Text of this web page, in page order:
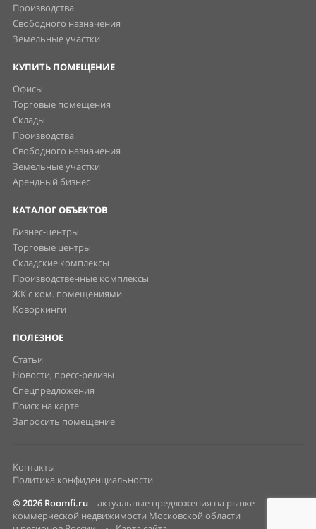
Производства
Свободного назначения
Земельные участки
КУПИТЬ ПОМЕЩЕНИЕ
Офисы
Торговые помещения
Склады
Производства
Свободного назначения
Земельные участки
Арендный бизнес
КАТАЛОГ ОБЪЕКТОВ
Бизнес-центры
Торговые центры
Складские комплексы
Производственные комплексы
ЖК с ком. помещениями
Коворкинги
ПОЛЕЗНОЕ
Статьи
Новости, пресс-релизы
Спецпредложения
Поиск на карте
Запросить помещение
Контакты
Политика конфиденциальности
© 2026 Roomfi.ru– актуальные предложения на рынке
коммерческой недвижимости Московской области